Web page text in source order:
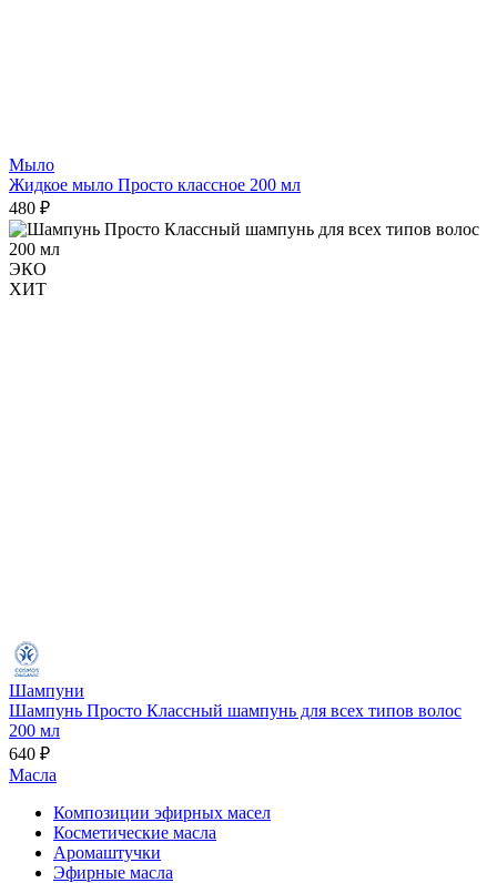
Мыло
Жидкое мыло Просто классное 200 мл
480 ₽
ЭКО
ХИТ
Шампуни
Шампунь Просто Классный шампунь для всех типов волос
200 мл
640 ₽
Масла
Композиции эфирных масел
Косметические масла
Аромаштучки
Эфирные масла